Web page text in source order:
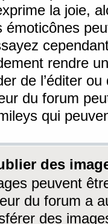
la joie,
émoticônes
rendre
de l’éditer
du forum
qui
des
peuvent
du forum a
des